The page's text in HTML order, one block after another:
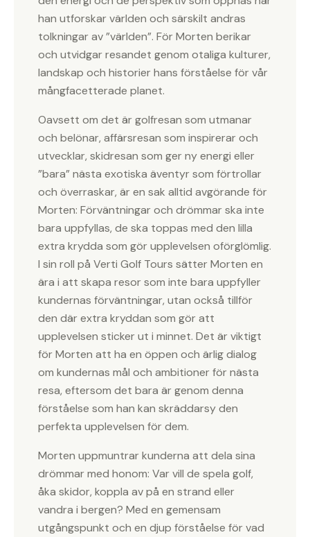
han utforskar världen och särskilt andras
tolkningar av ”världen”. För Morten berikar
och utvidgar resandet genom otaliga kulturer,
landskap och historier hans förståelse för vår
mångfacetterade planet.
Oavsett om det är golfresan som utmanar
och belönar, affärsresan som inspirerar och
utvecklar, skidresan som ger ny energi eller
”bara” nästa exotiska äventyr som förtrollar
och överraskar, är en sak alltid avgörande för
Morten: Förväntningar och drömmar ska inte
bara uppfyllas, de ska toppas med den lilla
extra krydda som gör upplevelsen oförglömlig.
I sin roll på Verti Golf Tours sätter Morten en
ära i att skapa resor som inte bara uppfyller
kundernas förväntningar, utan också tillför
den där extra kryddan som gör att
upplevelsen sticker ut i minnet. Det är viktigt
för Morten att ha en öppen och ärlig dialog
om kundernas mål och ambitioner för nästa
resa, eftersom det bara är genom denna
förståelse som han kan skräddarsy den
perfekta upplevelsen för dem.
Morten uppmuntrar kunderna att dela sina
drömmar med honom: Var vill de spela golf,
åka skidor, koppla av på en strand eller
vandra i bergen? Med en gemensam
utgångspunkt och en djup förståelse för vad